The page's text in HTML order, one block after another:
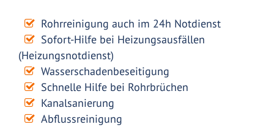
Rohrreinigung auch im 24h Notdienst
Sofort-Hilfe bei Heizungsausfällen
(Heizungsnotdienst)
Wasserschadenbeseitigung
Schnelle Hilfe bei Rohrbrüchen
Kanalsanierung
Abflussreinigung